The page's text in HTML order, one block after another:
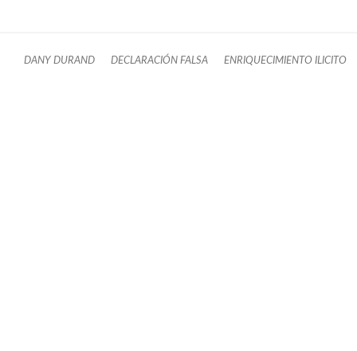
DANY DURAND DECLARACIÓN FALSA ENRIQUECIMIENTO ILICITO